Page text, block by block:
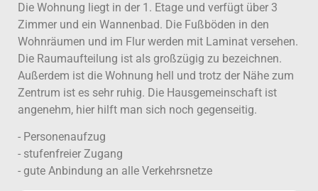
Die Wohnung liegt in der 1. Etage und verfügt über 3
Zimmer und ein Wannenbad. Die Fußböden in den
Wohnräumen und im Flur werden mit Laminat versehen.
Die Raumaufteilung ist als großzügig zu bezeichnen.
Außerdem ist die Wohnung hell und trotz der Nähe zum
Zentrum ist es sehr ruhig. Die Hausgemeinschaft ist
angenehm, hier hilft man sich noch gegenseitig.
- Personenaufzug
- stufenfreier Zugang
- gute Anbindung an alle Verkehrsnetze